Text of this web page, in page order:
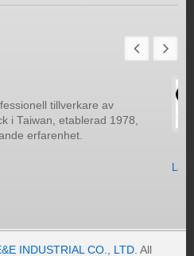
tillverkare av
i Taiwan, etablerad 1978,
erfarenhet.
Läs
INDUSTRIAL CO., LTD. All